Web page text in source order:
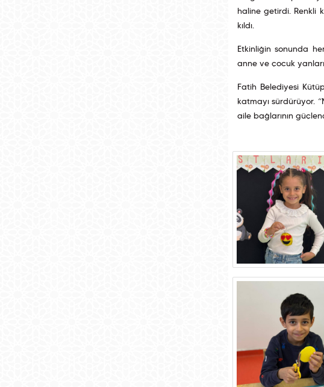
haline getirdi. Renkli
kıldı.
Etkinliğin sonunda
anne ve çocuk
Fatih Belediyesi
katmayı sürdürüyor.
aile bağlarının